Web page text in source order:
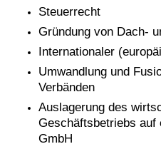
Steuerrecht
Gründung von Dach-
Internationaler
Umwandlung und
Verbänden
Auslagerung des
Geschäftsbetriebs auf
GmbH